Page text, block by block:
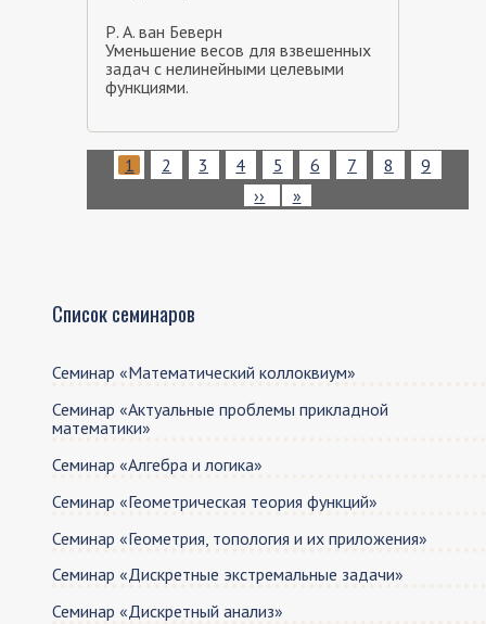
Р. А. ван Беверн
Уменьшение весов для взвешенных
задач с нелинейными целевыми
функциями.
Нумерация
страниц
Текущая
страница
1 Page
2 Page
3 Page
4 Page
5 Page
6 Page
7 Page
8 Page
9
Следующая
страница
››
Последняя
страница
»
Список семинаров
Семинар «Математический коллоквиум»
Семинар «Актуальные проблемы прикладной
математики»
Семинар «Алгебра и логика»
Семинар «Геометрическая теория функций»
Семинар «Геометрия, топология и их приложения»
Семинар «Дискретные экстремальные задачи»
Семинар «Дискретный анализ»